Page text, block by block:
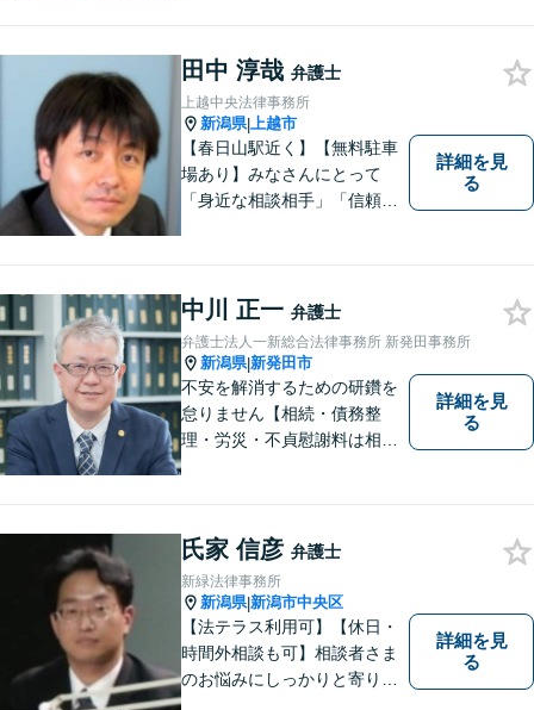
料】【交通事故被害者の方は
相談料無料（弁護士費用特約
利用の場合は除く）】
田中 淳哉 弁護士
上越中央法律事務所
新潟県|上越市
【春日山駅近く】【無料駐車
場あり】みなさんにとって
「身近な相談相手」「信頼で
人お一人の不安や悩みをしっ
かり受け止め、丁寧な対応を
心がけます。お気軽にご相談
ください。
詳細を見
る
中川 正一 弁護士
弁護士法人一新総合法律事務所 新発田事務所
新潟県|新発田市
不安を解消するための研鑽を
怠りません【相続・債務整
理・労災・不貞慰謝料は相談
く）】【土曜相談可】
詳細を見
る
氏家 信彦 弁護士
新緑法律事務所
新潟県|新潟市中央区
【法テラス利用可】【休日・
時間外相談も可】相談者さま
のお悩みにしっかりと寄り添
詳細を見
る